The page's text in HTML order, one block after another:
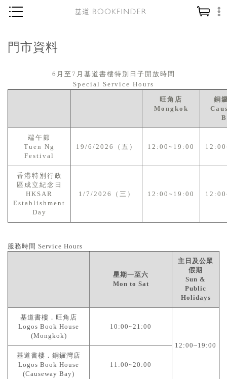
讀經／研經
聖經
信仰入門
靈修／禱告
信徒生活
教會事工
分齡牧養
社會／倫理
哲學／宗教比較
其他
禮品專區
得獎作品推介
暢銷榜
門市資料
6月至7月基道書樓特別日子開放時間
Special Service Hours
旺角店
Mongkok
銅
端午節
Tuen Ng
Festival
19/6/2026（五） 12:00~19:00
香港特別行政
區成立紀念日
HKSAR
Establishment
Day
1/7/2026（三） 12:00~19:00
服務時間 Service Hours
星期一至六
Mon to Sat
主日及公眾
假期
Sun &
Public
Holidays
基道書樓．旺角店
Logos Book House
(Mongkok)
10:00~21:00
12:00~19:00
基道書樓．銅鑼灣店
Logos Book House
(Causeway Bay)
11:00~20:00